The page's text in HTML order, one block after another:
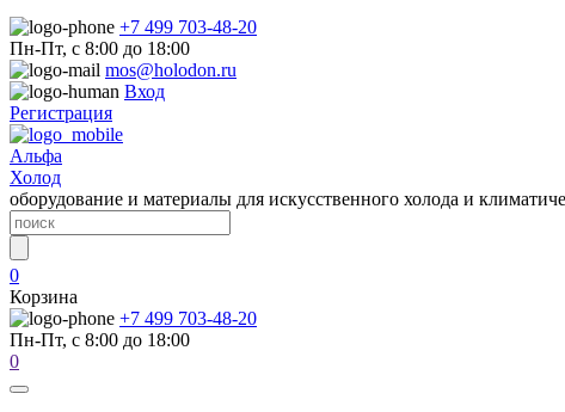
+7 499 703-48-20
Пн-Пт, с 8:00 до 18:00
mos@holodon.ru
Вход
Регистрация
Альфа
Холод
оборудование и материалы для искусственного холода и
0
Корзина
+7 499 703-48-20
Пн-Пт, с 8:00 до 18:00
0